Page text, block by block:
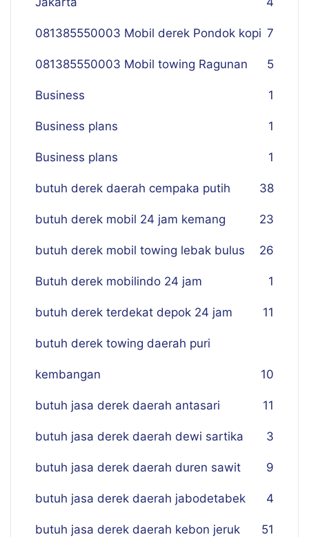
081385550003 Mobil derek Pondok kopi 7
081385550003 Mobil towing Ragunan 5
Business 1
Business plans 1
Business plans 1
butuh derek daerah cempaka putih 38
butuh derek mobil 24 jam kemang 23
butuh derek mobil towing lebak bulus 26
Butuh derek mobilindo 24 jam 1
butuh derek terdekat depok 24 jam 11
butuh derek towing daerah puri
kembangan 10
butuh jasa derek daerah antasari 11
butuh jasa derek daerah dewi sartika 3
butuh jasa derek daerah duren sawit 9
butuh jasa derek daerah jabodetabek 4
butuh jasa derek daerah kebon jeruk 51